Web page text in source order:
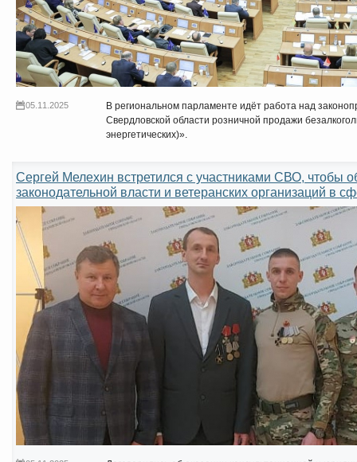
05.11.2025
В региональном парламенте идёт работа над
Свердловской области розничной продажи
энергетических)».
Сергей Мелехин встретился с участниками СВО, чтобы
законодательной власти и ветеранских организаций в